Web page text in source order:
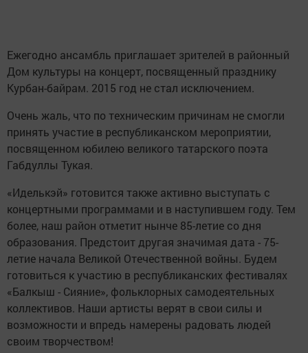
Ежегодно ансамбль приглашает зрителей в районный
Дом культуры на концерт, посвященный празднику
Курбан-байрам. 2015 год не стал исключением.
Очень жаль, что по техническим причинам не смогли
принять участие в республиканском мероприятии,
посвященном юбилею великого татарского поэта
Габдуллы Тукая.
«Иделькэй» готовится также активно выступать с
концертными программами и в наступившем году. Тем
более, наш район отметит нынче 85-летие со дня
образования. Предстоит другая значимая дата - 75-
летие начала Великой Отечественной войны. Будем
готовиться к участию в республиканских фестивалях
«Балкыш - Сияние», фольклорных самодеятельных
коллективов. Наши артисты верят в свои силы и
возможности и впредь намерены радовать людей
своим творчеством!